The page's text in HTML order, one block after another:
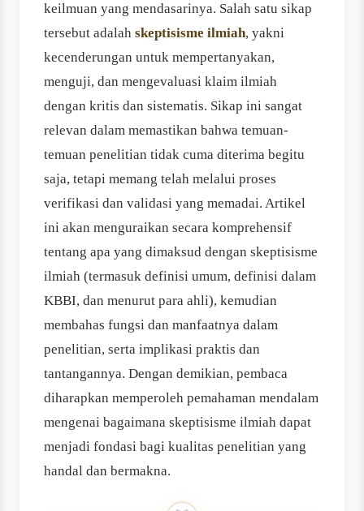
keilmuan yang mendasarinya. Salah satu sikap
tersebut adalah skeptisisme ilmiah, yakni
kecenderungan untuk mempertanyakan,
menguji, dan mengevaluasi klaim ilmiah
dengan kritis dan sistematis. Sikap ini sangat
relevan dalam memastikan bahwa temuan-
temuan penelitian tidak cuma diterima begitu
saja, tetapi memang telah melalui proses
verifikasi dan validasi yang memadai. Artikel
ini akan menguraikan secara komprehensif
tentang apa yang dimaksud dengan skeptisisme
ilmiah (termasuk definisi umum, definisi dalam
KBBI, dan menurut para ahli), kemudian
membahas fungsi dan manfaatnya dalam
penelitian, serta implikasi praktis dan
tantangannya. Dengan demikian, pembaca
diharapkan memperoleh pemahaman mendalam
mengenai bagaimana skeptisisme ilmiah dapat
menjadi fondasi bagi kualitas penelitian yang
handal dan bermakna.